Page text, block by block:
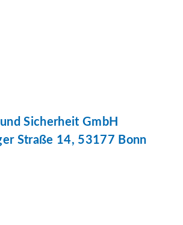
Sicherheit GmbH
Straße 14, 53177 Bonn